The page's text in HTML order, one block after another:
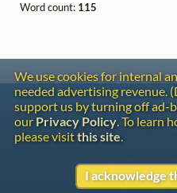
Word count: 115
We use cookies for internal
needed advertising revenue.
support us by turning off ad-
our Privacy Policy. To learn
please visitthis site.
I acknowledge
Copyright © 2026